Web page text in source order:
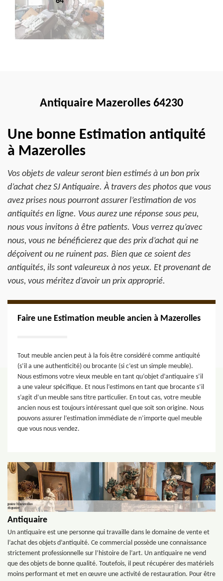
Antiquaire Mazerolles 64230
Une bonne Estimation antiquité
à Mazerolles
Vos objets de valeur seront bien estimés à un bon prix
d’achat chez SJ Antiquaire. À travers des photos que vous
avez prises nous pourront assurer l’estimation de vos
antiquités en ligne. Vous aurez une réponse sous peu,
nous vous invitons à être patients. Vous verrez qu’avec
nous, vous ne bénéficierez que des prix d’achat qui ne
déçoivent ou ne ruinent pas. Bien que ce soient des
antiquités, ils sont valeureux à nos yeux. Et provenant de
vous, vous méritez d’avoir un prix approprié.
Faire une Estimation meuble ancien à Mazerolles
Tout meuble ancien peut à la fois être considéré comme antiquité
(s’il a une authenticité) ou brocante (si c’est un simple meuble).
Nous estimons votre vieux meuble en tant qu’objet d’antiquaire s’il
a une valeur spécifique. Et nous l’estimons en tant que brocante s’il
s’agit d’un meuble sans titre particulier. En tout cas, votre meuble
ancien nous est toujours intéressant quel que soit son origine. Nous
pouvons assurer l’estimation immédiate de n’importe quel meuble
que vous nous vendez.
Antiquaire
Un antiquaire est une personne qui travaille dans le domaine de vente et
l’achat des objets d’antiquité. Ce commercial possède une connaissance
strictement professionnelle sur l’histoire de l’art. Un antiquaire ne vend
que des objets de bonne qualité. Toutefois, il peut récupérer des matériels
moins performant et met en œuvre une activité de restauration. Pour être